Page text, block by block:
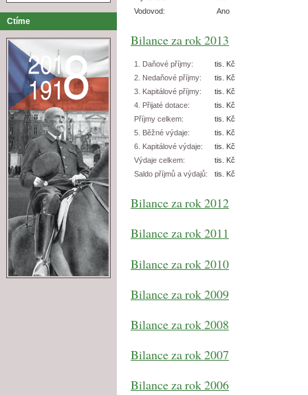
Ctíme
Vodovod:
Ano
Bilance za rok 2013
1. Daňové příjmy:
tis. Kč
2. Nedaňové příjmy:
tis. Kč
3. Kapitálové příjmy:
tis. Kč
4. Přijaté dotace:
tis. Kč
Příjmy celkem:
tis. Kč
5. Běžné výdaje:
tis. Kč
6. Kapitálové výdaje:
tis. Kč
Výdaje celkem:
tis. Kč
Saldo příjmů a výdajů:
tis. Kč
Bilance za rok 2012
Bilance za rok 2011
Bilance za rok 2010
Bilance za rok 2009
Bilance za rok 2008
Bilance za rok 2007
Bilance za rok 2006